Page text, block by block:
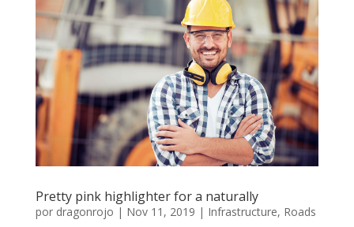
Pretty pink highlighter for a naturally
por dragonrojo | Nov 11, 2019 | Infrastructure, Roads